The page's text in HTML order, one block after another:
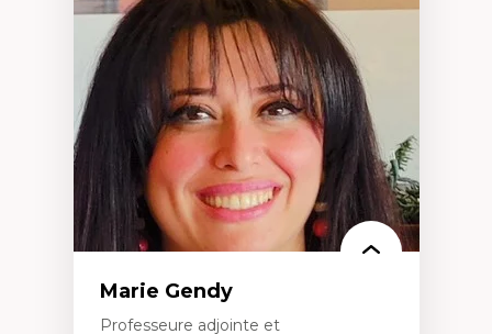
Acceptabilité, acceptation et adoption des
technologies
Technologies d'apprentissage innovantes
Insertion professionnelle du nouveau
personnel enseignant
Construction identitaire en milieu
minoritaire francophone
Technologies éducatives pour la formation
continue
Marie Gendy
Professeure adjointe et